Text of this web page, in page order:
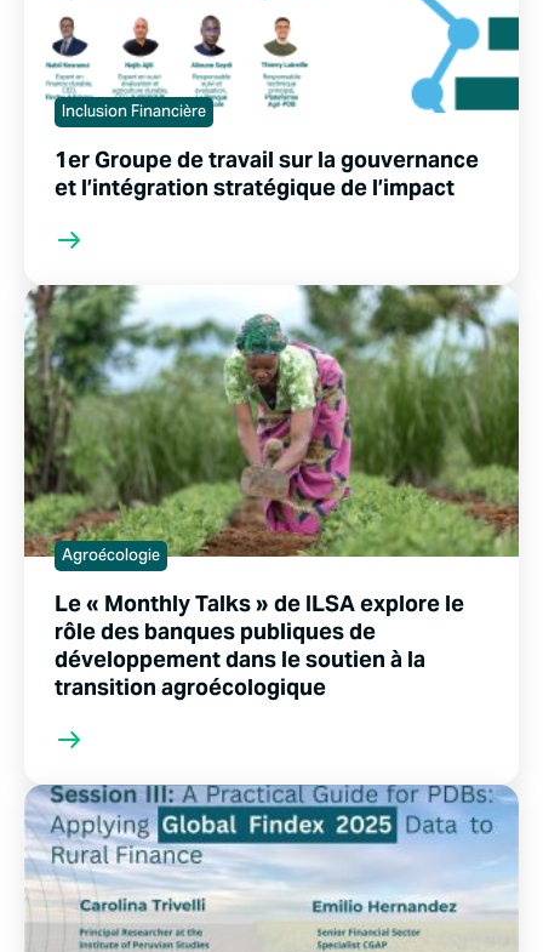
Inclusion Financière
1er Groupe de travail sur la gouvernance
et l’intégration stratégique de l’impact
Agroécologie
Le « Monthly Talks » de ILSA explore le
rôle des banques publiques de
développement dans le soutien à la
transition agroécologique